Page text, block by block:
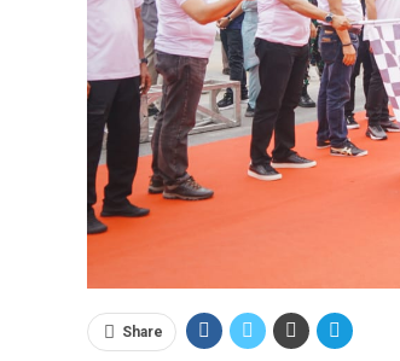
Share